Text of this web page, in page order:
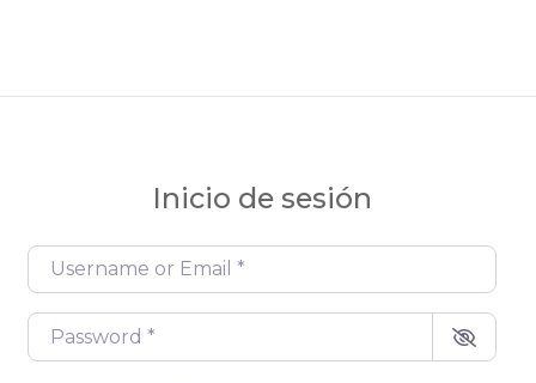
Inicio de sesión
Username or Email*
Password *